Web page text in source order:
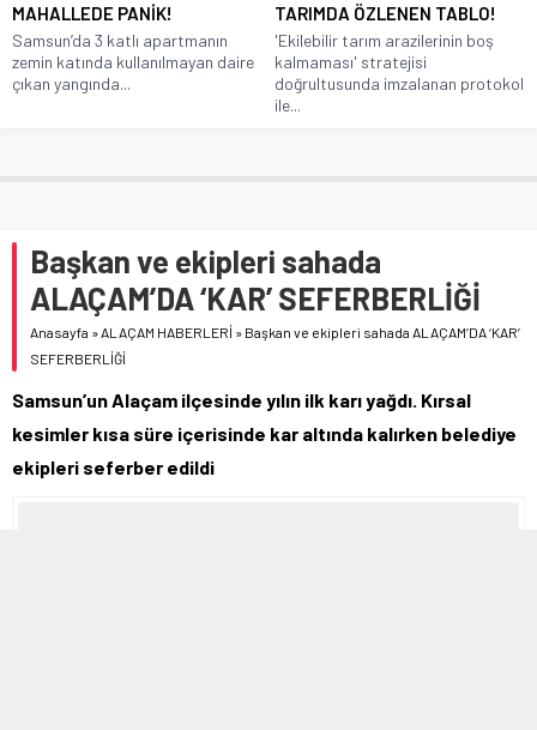
MAHALLEDE PANİK!
Samsun’da 3 katlı apartmanın
zemin katında kullanılmayan daire
çıkan yangında...
TARIMDA ÖZLENEN TABLO!
'Ekilebilir tarım arazilerinin boş
kalmaması' stratejisi
doğrultusunda imzalanan protokol
ile...
Başkan ve ekipleri sahada
ALAÇAM’DA ‘KAR’ SEFERBERLİĞİ
Anasayfa »ALAÇAM HABERLERİ » Başkan ve ekipleri sahada ALAÇAM’DA ‘KAR’
SEFERBERLİĞİ
Samsun’un Alaçam ilçesinde yılın ilk karı yağdı. Kırsal
kesimler kısa süre içerisinde kar altında kalırken belediye
ekipleri seferber edildi